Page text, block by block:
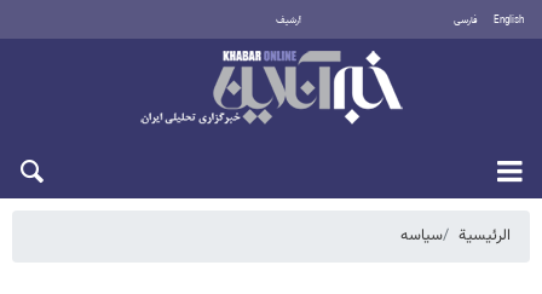
English فارسی أرشيف
الرئيسية سیاسه